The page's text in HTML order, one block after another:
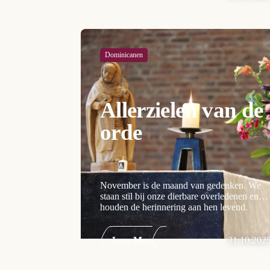
Dominicanen
Allerzielen van de
orde
November is de maand van gedenken. We
staan stil bij onze dierbare overledenen en
houden de herinnering aan hen levend.
Lees Meer